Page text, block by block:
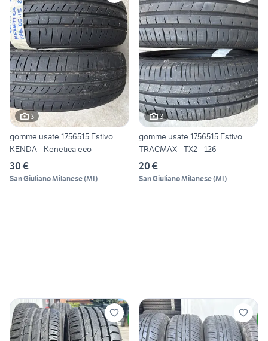
3
gomme usate 1756515 Estivo
KENDA - Kenetica eco -
30 €
San Giuliano Milanese(MI)
3
gomme usate 1756515 Estivo
TRACMAX - TX2 - 126
20 €
San Giuliano Milanese(MI)